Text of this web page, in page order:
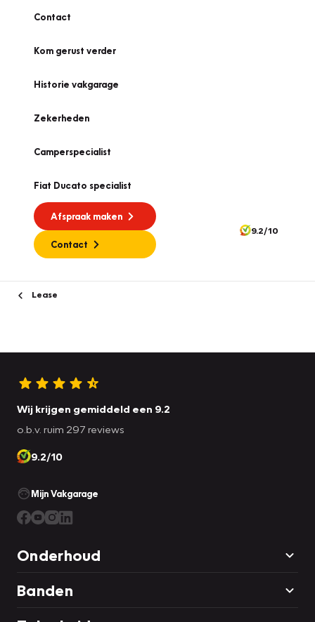
Contact
Kom gerust verder
Historie vakgarage
Zekerheden
Camperspecialist
Fiat Ducato specialist
Afspraak maken
Contact
9.2/10
Lease
Wij krijgen gemiddeld een 9.2
o.b.v. ruim 297 reviews
9.2/10
Mijn Vakgarage
Onderhoud
Banden